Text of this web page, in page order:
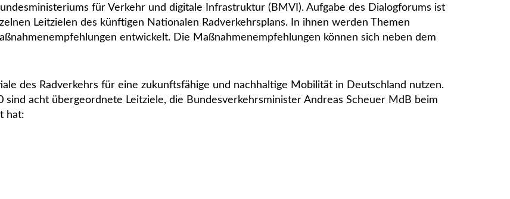
für Verkehr und digitale Infrastruktur (BMVI). Aufgabe des Dialogforums ist
Leitzielen des künftigen Nationalen Radverkehrsplans. In ihnen werden Themen
entwickelt. Die Maßnahmenempfehlungen können sich neben dem
des Radverkehrs für eine zukunftsfähige und nachhaltige Mobilität in Deutschland nutzen.
acht übergeordnete Leitziele, die Bundesverkehrsminister Andreas Scheuer MdB beim
hat: